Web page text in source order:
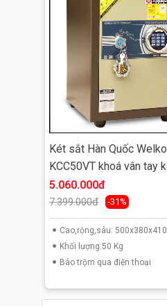
Két sắt Hàn Quốc Welko
KCC50VT khoá vân tay
smart phone
5.060.000đ
7.399.000đ -31%
Cao,rộng,sâu:
Khối lượng:50 Kg
Báo trộm qua điện thoại